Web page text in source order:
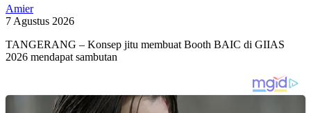
Amier
7 Agustus 2026
TANGERANG – Konsep jitu membuat Booth BAIC di GIIAS
2026 mendapat sambutan